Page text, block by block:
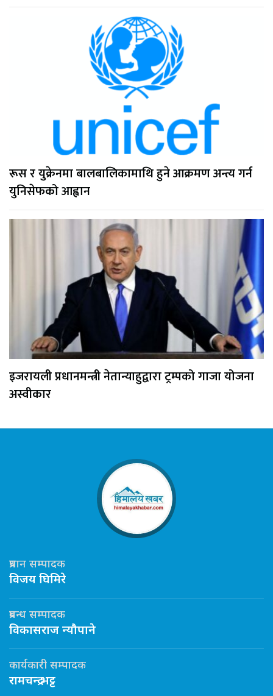
रूस र युक्रेनमा बालबालिकामाथि हुने आक्रमण अन्त्य गर्न
युनिसेफको आह्वान
इजरायली प्रधानमन्त्री नेतान्याहुद्वारा ट्रम्पको गाजा योजना
अस्वीकार
प्रधान सम्पादक
विजय घिमिरे
प्रबन्ध सम्पादक
विकासराज न्यौपाने
कार्यकारी सम्पादक
रामचन्द्र भट्ट